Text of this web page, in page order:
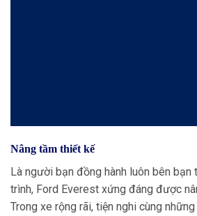
Nâng tầm thiết kế
Là người bạn đồng hành luôn bên bạn
trình, Ford Everest xứng đáng được
Trong xe rộng rãi, tiện nghi cùng